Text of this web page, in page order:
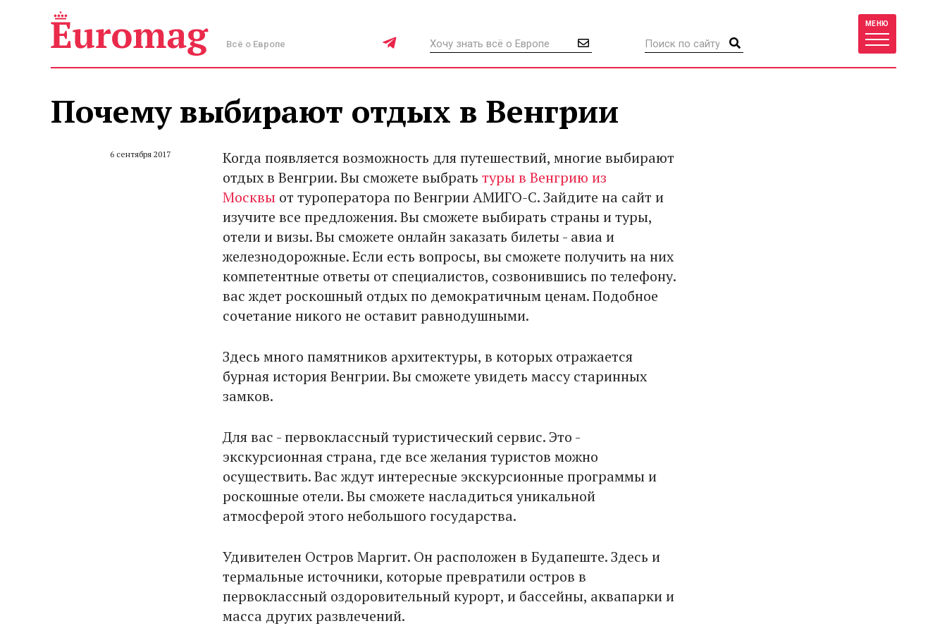
Всё о Европе
МЕНЮ
Почему выбирают отдых в Венгрии
6 сентября 2017
Когда появляется возможность для путешествий, многие выбирают
отдых в Венгрии. Вы сможете выбрать туры в Венгрию из
Москвы от туроператора по Венгрии АМИГО-С. Зайдите на сайт и
изучите все предложения. Вы сможете выбирать страны и туры,
отели и визы. Вы сможете онлайн заказать билеты - авиа и
железнодорожные. Если есть вопросы, вы сможете получить на них
компетентные ответы от специалистов, созвонившись по телефону.
вас ждет роскошный отдых по демократичным ценам. Подобное
сочетание никого не оставит равнодушными.
Здесь много памятников архитектуры, в которых отражается
бурная история Венгрии. Вы сможете увидеть массу старинных
замков.
Для вас - первоклассный туристический сервис. Это -
экскурсионная страна, где все желания туристов можно
осуществить. Вас ждут интересные экскурсионные программы и
роскошные отели. Вы сможете насладиться уникальной
атмосферой этого небольшого государства.
Удивителен Остров Маргит. Он расположен в Будапеште. Здесь и
термальные источники, которые превратили остров в
первоклассный оздоровительный курорт, и бассейны, аквапарки и
масса других развлечений.